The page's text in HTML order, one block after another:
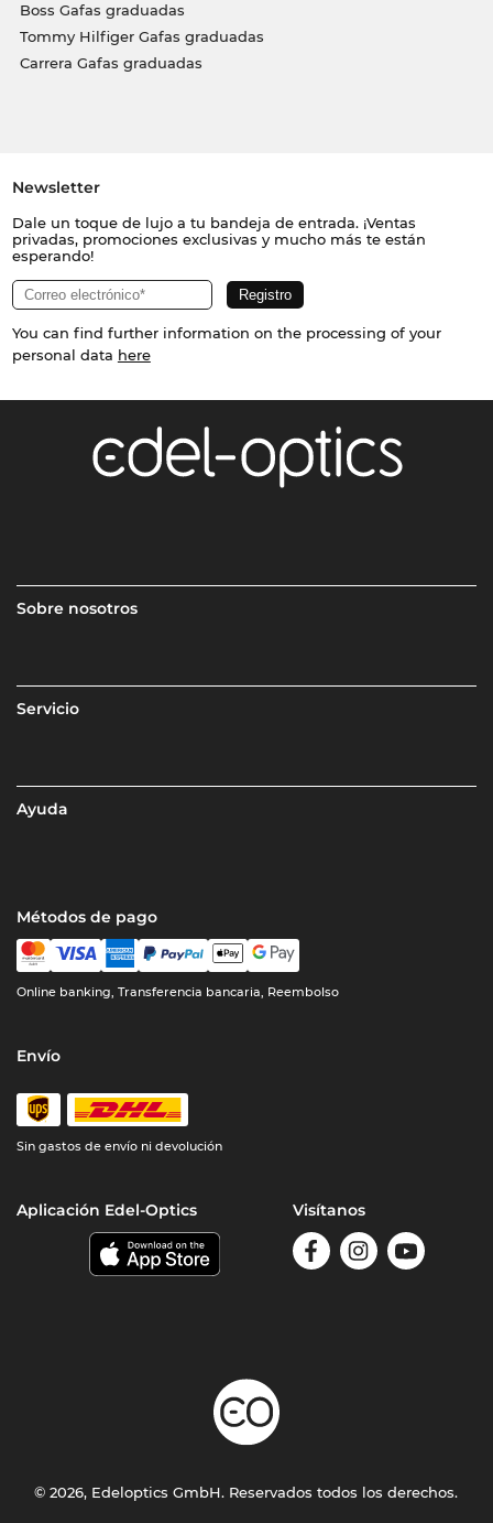
Boss Gafas graduadas
Tommy Hilfiger Gafas graduadas
Carrera Gafas graduadas
Newsletter
Dale un toque de lujo a tu bandeja de entrada. ¡Ventas
privadas, promociones exclusivas y mucho más te están
esperando!
You can find further information on the processing of your
personal data here
Sobre nosotros
Servicio
Ayuda
Métodos de pago
Online banking, Transferencia bancaria, Reembolso
Envío
Sin gastos de envío ni devolución
Aplicación Edel-Optics Visítanos
© 2026, Edeloptics GmbH. Reservados todos los derechos.